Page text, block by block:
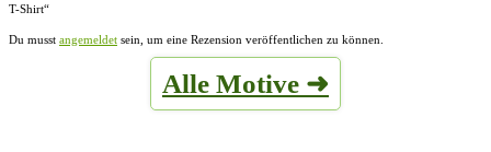
T-Shirt“
Du musst angemeldet sein, um eine Rezension veröffentlichen zu können.
Alle Motive ➜